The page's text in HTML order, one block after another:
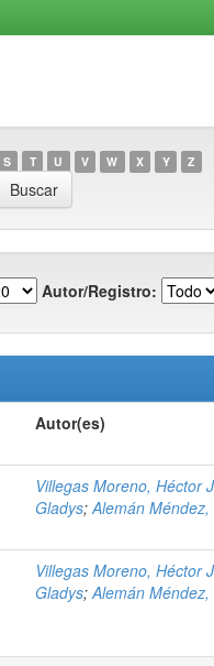
S T U V W X Y Z
Autor/Registro:
Autor(es)
Villegas Moreno, Héctor
Gladys;Alemán
Villegas Moreno, Héctor
Gladys;Alemán